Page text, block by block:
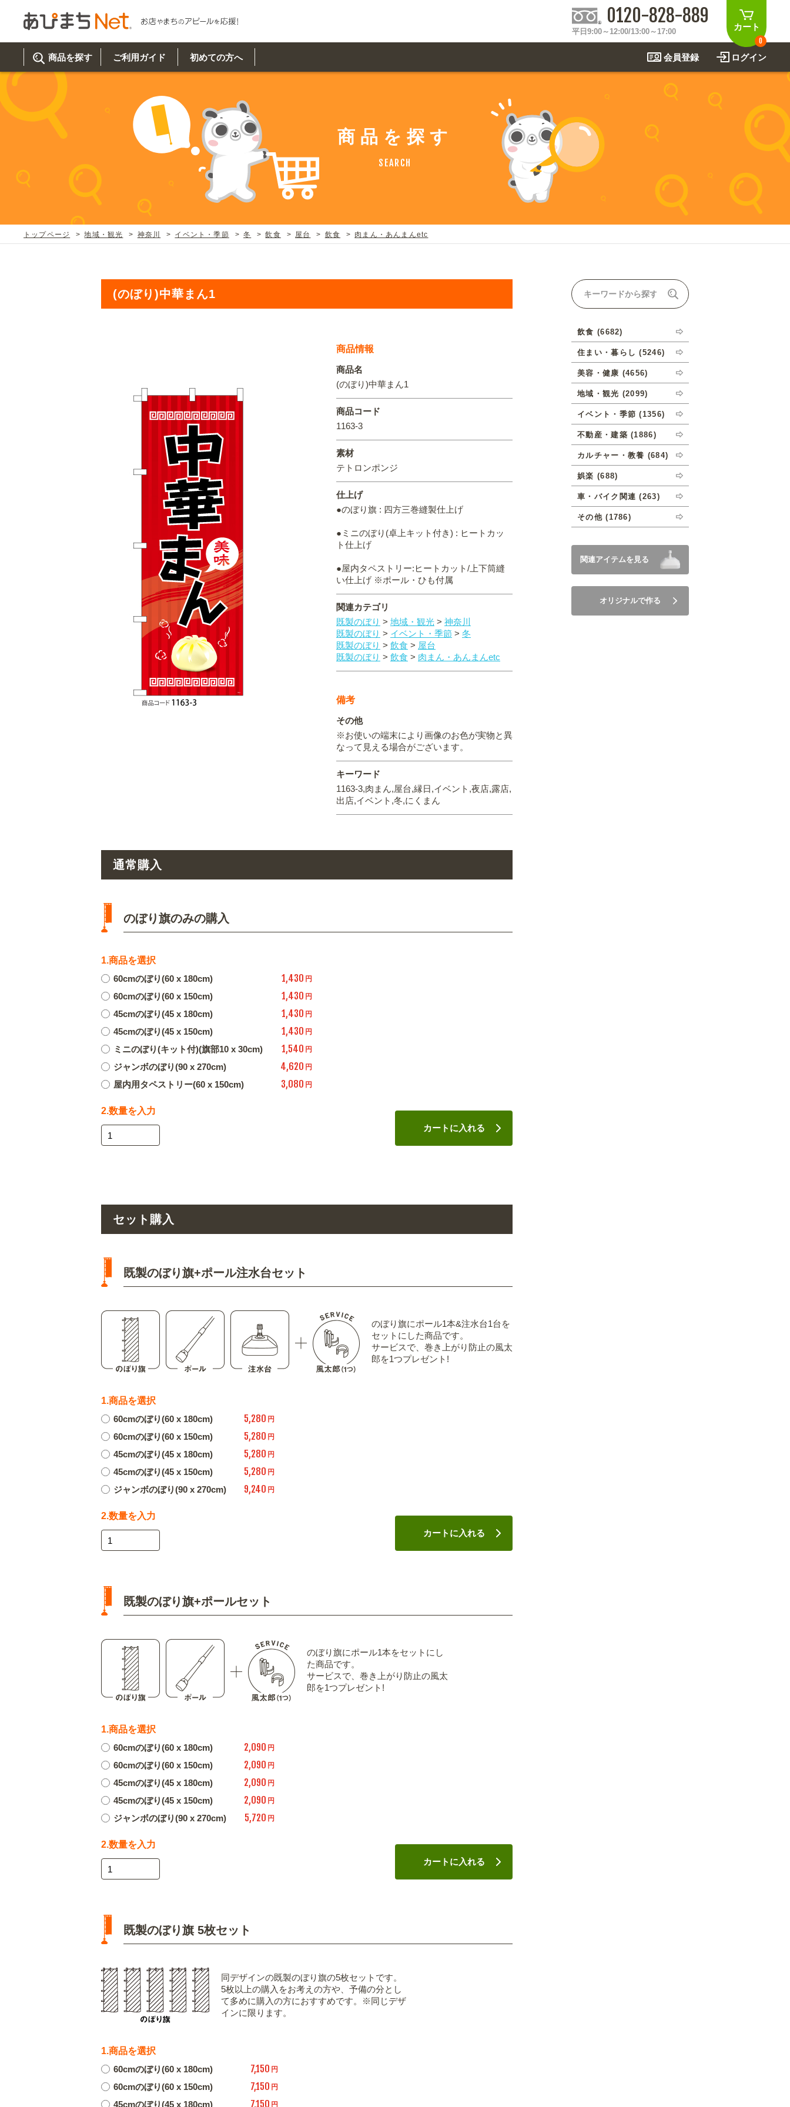
カート
0
0120-828-889
平日9:00～12:00/13:00～17:00
ログイン
会員登録
商品を探す
駐車場
住まい・暮らし
美容・健康 地域・観光
イベント・季節
カルチャー・教養 娯楽
関連アイテムを見る
オリジナルオーダーについて
ご利用ガイド
ご利用ガイド トップ
取り扱い商品一覧
既製デザイン商品注文方法
オリジナルオーダー注文方法
お届け納期と配送方法
初めての方へ
初めての方へ トップ
商品について
お客様の声
よくある質問
オリジナルオーダー制作事例
商品を探す
SEARCH
トップページ 地域・観光 神奈川 イベント・季節 冬 飲食 屋台 飲食 肉まん・あんまんetc
(のぼり)中華まん1
商品情報
商品名
(のぼり)中華まん1
商品コード
1163-3
素材
テトロンポンジ
仕上げ
●のぼり旗 : 四方三巻縫製仕上げ
●ミニのぼり(卓上キット付き) : ヒートカッ
ト仕上げ
●屋内タペストリー:ヒートカット/上下筒縫
い仕上げ ※ポール・ひも付属
関連カテゴリ
既製のぼり > 地域・観光 > 神奈川
既製のぼり > イベント・季節 > 冬
既製のぼり > 飲食 > 屋台
既製のぼり > 飲食 > 肉まん・あんまんetc
備考
その他
※お使いの端末により画像のお色が実物と異
なって見える場合がございます。
キーワード
1163-3,肉まん,屋台,縁日,イベント,夜店,露店,
出店,イベント,冬,にくまん
通常購入
のぼり旗のみの購入
1.商品を選択
60cmのぼり(60 x 180cm)
1,430 円
60cmのぼり(60 x 150cm) 1,430 円
45cmのぼり(45 x 180cm) 1,430 円
45cmのぼり(45 x 150cm) 1,430 円
ミニのぼり(キット付)(旗部10 x 30cm) 1,540 円
ジャンボのぼり(90 x 270cm) 4,620 円
屋内用タペストリー(60 x 150cm) 3,080 円
2.数量を入力
カートに入れる
セット購入
既製のぼり旗+ポール注水台セット
のぼり旗にポール1本&注水台1台を
セットにした商品です。
サービスで、巻き上がり防止の風太
郎を1つプレゼント!
1.商品を選択
60cmのぼり(60 x 180cm)
5,280 円
60cmのぼり(60 x 150cm) 5,280 円
45cmのぼり(45 x 180cm) 5,280 円
45cmのぼり(45 x 150cm) 5,280 円
ジャンボのぼり(90 x 270cm) 9,240 円
2.数量を入力
カートに入れる
既製のぼり旗+ポールセット
のぼり旗にポール1本をセットにし
た商品です。
サービスで、巻き上がり防止の風太
郎を1つプレゼント!
1.商品を選択
60cmのぼり(60 x 180cm)
2,090 円
60cmのぼり(60 x 150cm) 2,090 円
45cmのぼり(45 x 180cm) 2,090 円
45cmのぼり(45 x 150cm) 2,090 円
ジャンボのぼり(90 x 270cm) 5,720 円
2.数量を入力
カートに入れる
既製のぼり旗 5枚セット
同デザインの既製のぼり旗の5枚セットです。
5枚以上の購入をお考えの方や、予備の分とし
て多めに購入の方におすすめです。※同じデザ
インに限ります。
1.商品を選択
60cmのぼり(60 x 180cm)
7,150 円
60cmのぼり(60 x 150cm) 7,150 円
45cmのぼり(45 x 180cm) 7,150 円
飲食 (6682)
住まい・暮らし (5246)
美容・健康 (4656)
地域・観光 (2099)
イベント・季節 (1356)
不動産・建築 (1886)
カルチャー・教養 (684)
娯楽 (688)
車・バイク関連 (263)
その他 (1786)
関連アイテムを見る
オリジナルで作る